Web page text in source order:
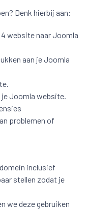
Denk hierbij aan:
website naar Joomla
aan je Joomla
je Joomla website.
problemen of
inclusief
stellen zodat je
we deze gebruiken